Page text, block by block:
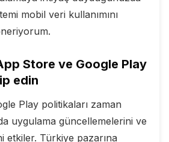
mobil veri kullanımını
Store ve Google Play
edin
Play politikaları zaman
uygulama güncellemelerini ve
etkiler. Türkiye pazarına